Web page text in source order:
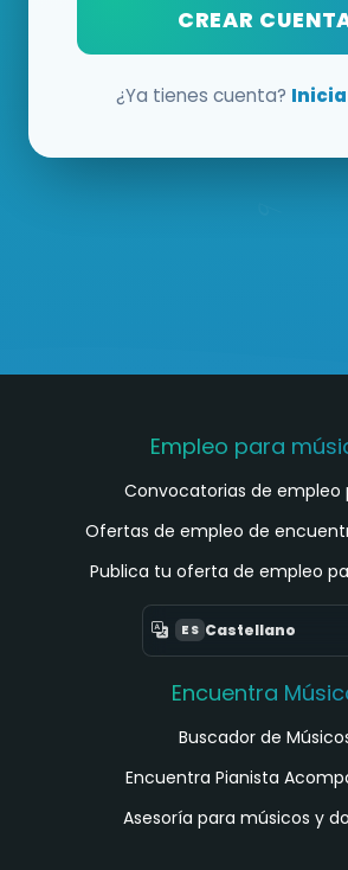
CREAR
¿Ya tienes cuenta?
Empleo para
Convocatorias de empleo
Ofertas de empleo de
Publica tu oferta de empleo
ES Castellano
Encuentra
Buscador de
Encuentra Pianista
Asesoría para músicos y